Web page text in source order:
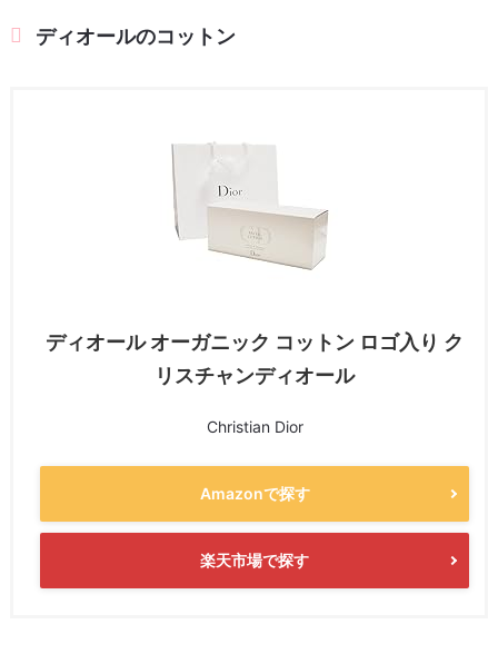
ディオールのコットン
ディオール オーガニック コットン ロゴ入り ク
リスチャンディオール
Christian Dior
Amazonで探す
楽天市場で探す